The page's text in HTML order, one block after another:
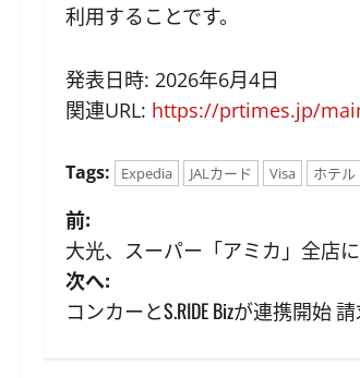
利用することです。
発表日時: 2026年6月4日
関連URL: https://prtimes.jp/
Tags: Expedia JALカード Visa ホテル
投
稿
ナ
前:
大光、スーパー「アミカ」全店
次へ:
コンカーとS.RIDE Bizが連携開始